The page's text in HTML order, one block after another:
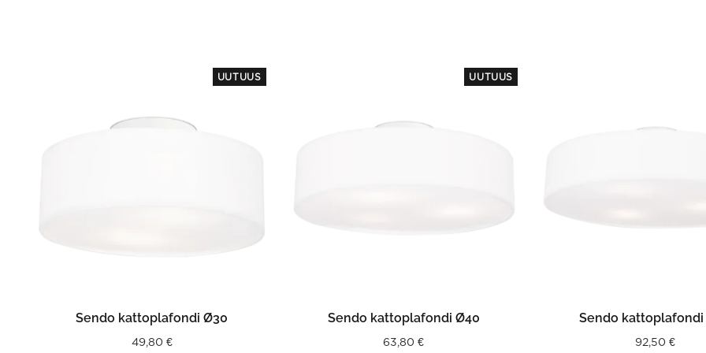
UUTUUS
LISÄÄ OSTOSKORIIN
Sendo kattoplafondi Ø30
49,80 €
UUTUUS
LISÄÄ OSTOSKORIIN
Sendo kattoplafondi Ø40
63,80€
LISÄÄ
Sendo
92,50€